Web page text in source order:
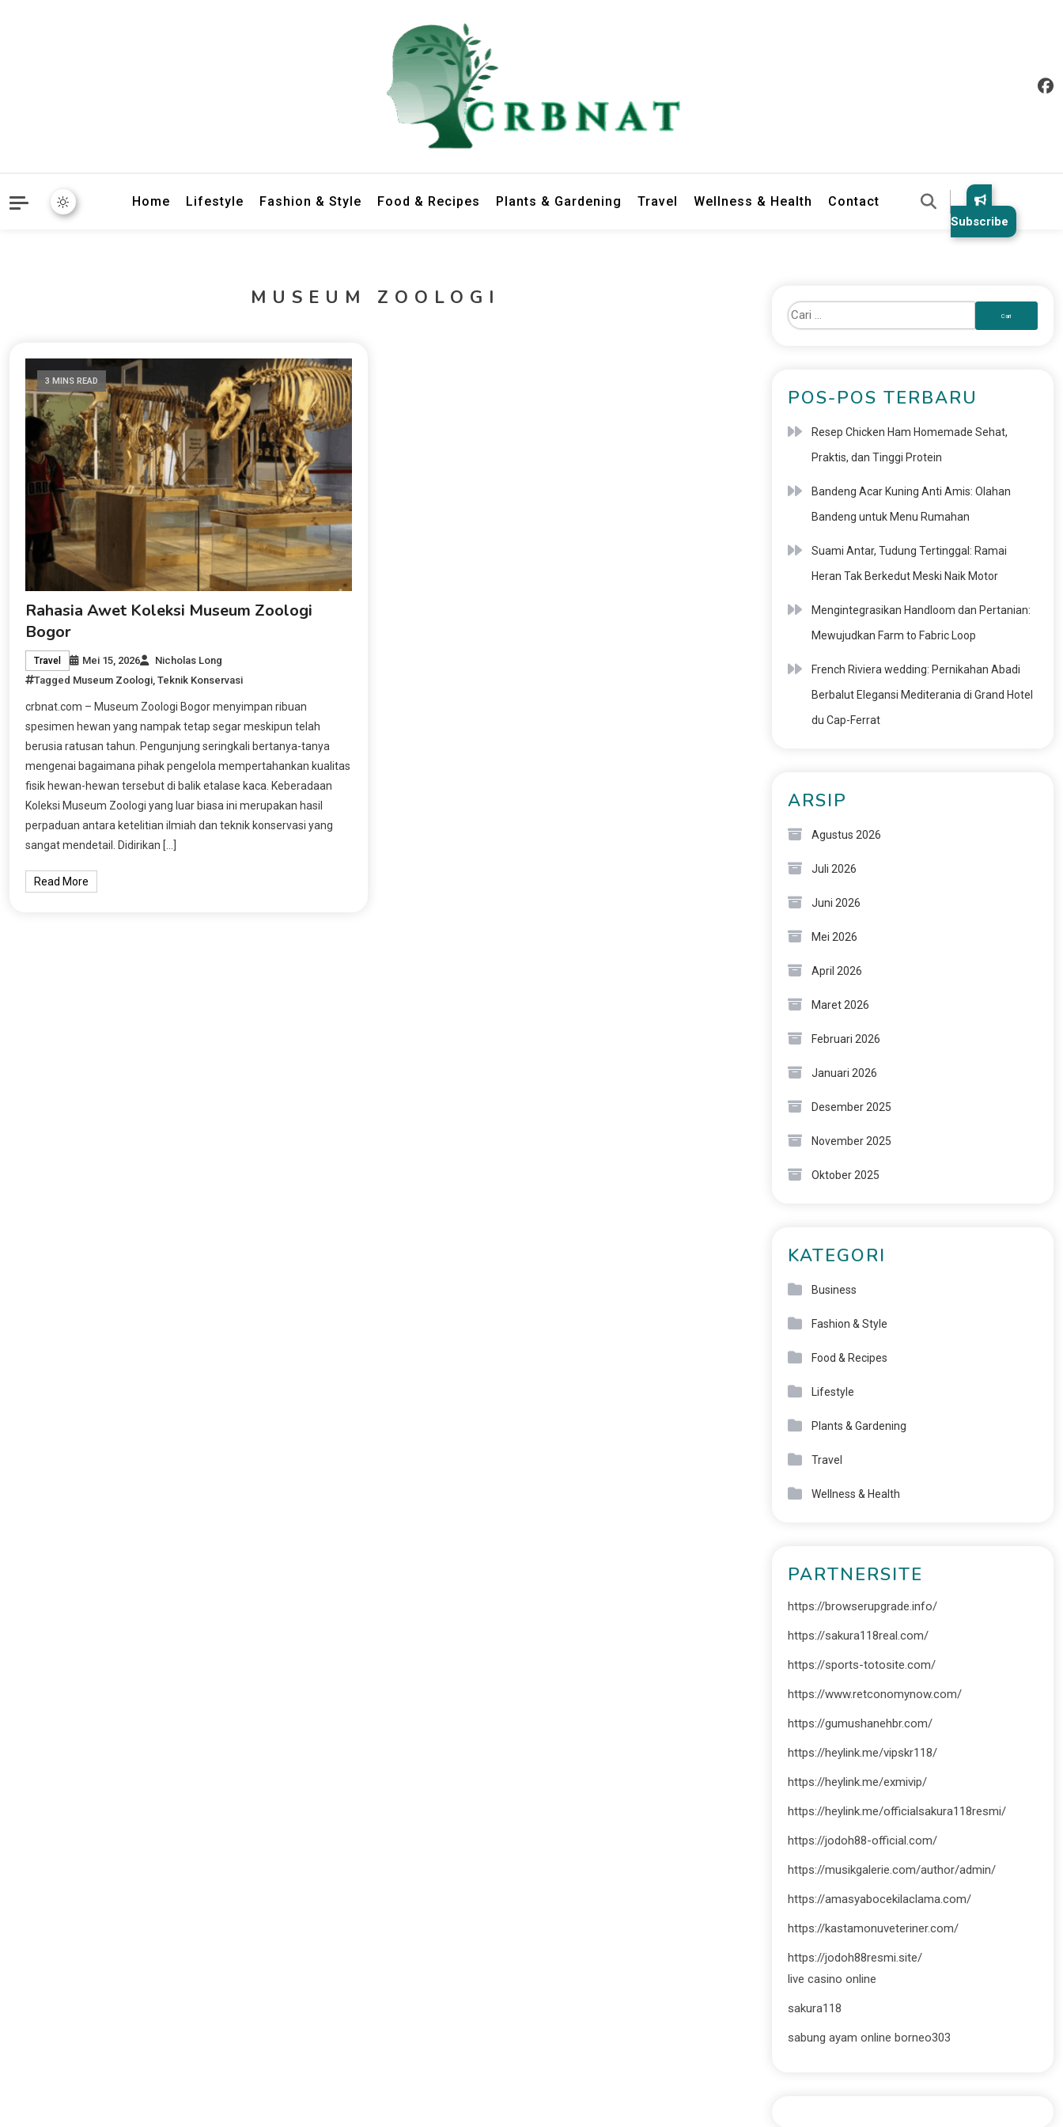
Home Lifestyle Fashion & Style Food & Recipes Plants & Gardening Travel Wellness & Health Contact
Subscribe
MUSEUM ZOOLOGI
3 MINS READ
Rahasia Awet Koleksi Museum Zoologi
Bogor
Travel Mei 15, 2026
Nicholas Long
Tagged Museum Zoologi ,Teknik Konservasi
crbnat.com – Museum Zoologi Bogor menyimpan ribuan
spesimen hewan yang nampak tetap segar meskipun telah
berusia ratusan tahun. Pengunjung seringkali bertanya-tanya
mengenai bagaimana pihak pengelola mempertahankan kualitas
fisik hewan-hewan tersebut di balik etalase kaca. Keberadaan
Koleksi Museum Zoologi yang luar biasa ini merupakan hasil
perpaduan antara ketelitian ilmiah dan teknik konservasi yang
sangat mendetail. Didirikan […]
Read More
POS-POS TERBARU
Resep Chicken Ham Homemade Sehat,
Praktis, dan Tinggi Protein
Bandeng Acar Kuning Anti Amis: Olahan
Bandeng untuk Menu Rumahan
Suami Antar, Tudung Tertinggal: Ramai
Heran Tak Berkedut Meski Naik Motor
Mengintegrasikan Handloom dan Pertanian:
Mewujudkan Farm to Fabric Loop
French Riviera wedding: Pernikahan Abadi
Berbalut Elegansi Mediterania di Grand Hotel
du Cap-Ferrat
ARSIP
Agustus 2026
Juli 2026
Juni 2026
Mei 2026
April 2026
Maret 2026
Februari 2026
Januari 2026
Desember 2025
November 2025
Oktober 2025
KATEGORI
Business
Fashion & Style
Food & Recipes
Lifestyle
Plants & Gardening
Travel
Wellness & Health
PARTNERSITE
https://browserupgrade.info/
https://sakura118real.com/
https://sports-totosite.com/
https://www.retconomynow.com/
https://gumushanehbr.com/
https://heylink.me/vipskr118/
https://heylink.me/exmivip/
https://heylink.me/officialsakura118resmi/
https://jodoh88-official.com/
https://musikgalerie.com/author/admin/
https://amasyabocekilaclama.com/
https://kastamonuveteriner.com/
https://jodoh88resmi.site/
live casino online
sakura118
sabung ayam online borneo303